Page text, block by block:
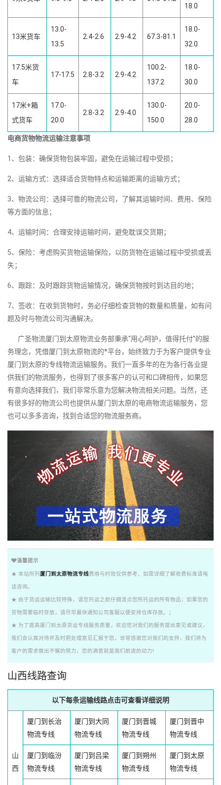
18.0
13米货车
13.0-
13.5
2.4-2.6 2.9-4.2 67.3-81.1
18.0-
32.0
17.5米货
车
17-17.5 2.8-3.2 2.9-4.2
100.2-
137.2
18.0-
30.0
17米+箱
式货车
17.0-
20.0
2.8-3.2 2.9-4.0
130.0-
150.0
20.0-
28.0
电商货物物流运输注意事项
1、包装：确保货物包装牢固，避免在运输过程中受损；
2、运输方式：选择适合货物特点和运输距离的运输方式；
3、物流公司：选择可靠的物流公司，了解其运输时间、费用、保险
等方面的信息；
4、运输时间：合理安排运输时间，避免耽误交货期；
5、保险：考虑购买货物运输保险，以防货物在运输过程中受损或丢
失；
6、跟踪：及时跟踪货物运输情况，确保货物按时到达目的地；
7、签收：在收到货物时，务必仔细检查货物的数量和质量，如有问
题及时与物流公司沟通解决。
广圣物流厦门到太原物流业务部秉承“用心呵护，值得托付”的服
务理念，凭借厦门到太原物流的*平台，始终致力于为客户提供专业
厦门到太原的专线物流运输服务。我们一直多年的在为各行各业提
供我们的物流服务，也得到了很多客户的认可和口碑相传，如果您
有意向选择我们，我们非常乐意为您解决物流相关问题。当然，还
有很多好的物流公司也提供从厦门到太原的电商物流运输服务，您
也可以多多咨询，找到合适您的物流服务商。
温馨提示
★ 本站所列 厦门到太原物流专线费用与时效仅供参考，如需详细了解收费标准请电
话咨询。
★ 由于货运运输比较特殊，请您托运之前仔细清点您所托运的所有物品；如果您的
货物需要临时存放，请尽早最快通知公司客服以便安排仓库存放。；
★ 为了提高厦门到太原货运专线服务质量，欢迎您对我们的服务提出意见或建议，
我们会认真对待并及时把处理意见汇报于您，非常感谢您对我们的支持，我们将为
客户的需求做出不懈的努力，您的满意就是我们前进的动力!
山西线路查询
以下每条运输线路点击可查看详细说明
山
西
厦门到长治
物流专线
厦门到大同
物流专线
厦门到晋城
物流专线
厦门到晋中
物流专线
厦门到临汾
物流专线
厦门到吕梁
物流专线
厦门到朔州
物流专线
厦门到太原
物流专线